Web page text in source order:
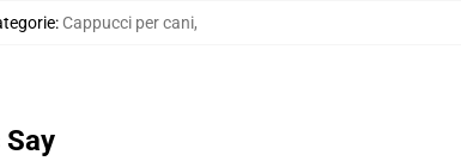
: Cappucci per cani,